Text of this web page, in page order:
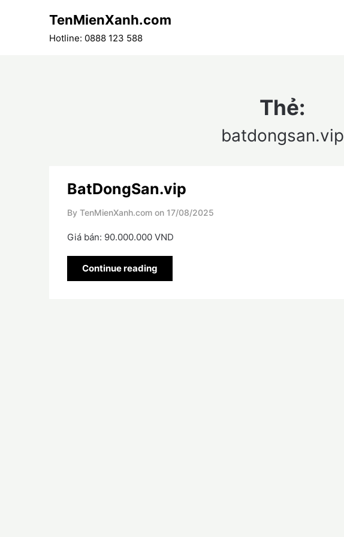
TenMienXanh.com
Hotline: 0888 123 588
Thẻ:
batdongsan.vip
BatDongSan.vip
By TenMienXanh.com on 17/08/2025
Giá bán: 90.000.000 VND
Continue reading